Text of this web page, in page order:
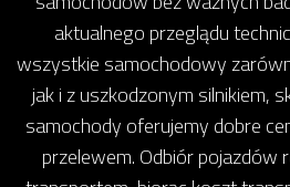
aktualnego przeglądu
wszystkie samochodowy
jak i z uszkodzonym silnikiem,
samochody oferujemy dobre
przelewem. Odbiór pojazdów